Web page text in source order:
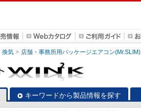
換気 店舗・事務所用パッケージエアコン(Mr.SLIM)
キーワードから製品情報を探す